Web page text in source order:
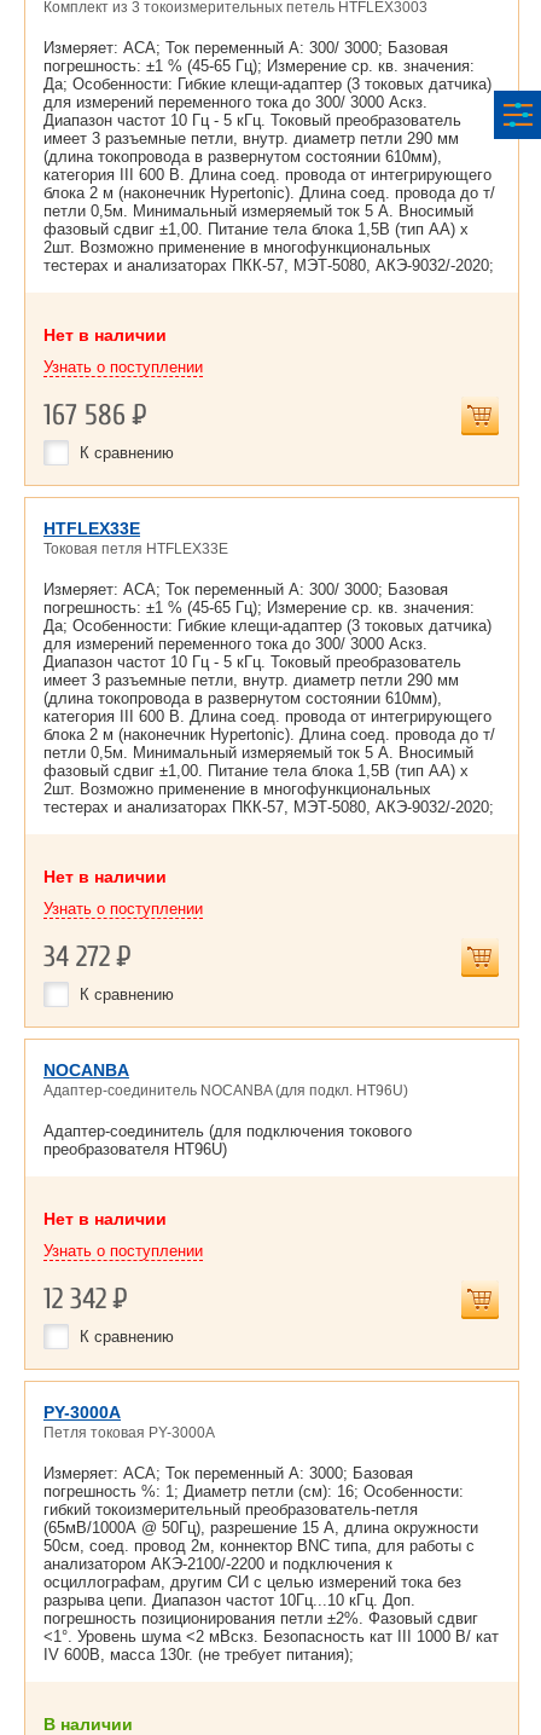
Комплект из 3 токоизмерительных петель HTFLEX3003
Измеряет: ACA; Ток переменный А: 300/ 3000; Базовая
погрешность: ±1 % (45-65 Гц); Измерение ср. кв. значения:
Да; Особенности: Гибкие клещи-адаптер (3 токовых датчика)
для измерений переменного тока до 300/ 3000 Aскз.
Диапазон частот 10 Гц - 5 кГц. Токовый преобразователь
имеет 3 разъемные петли, внутр. диаметр петли 290 мм
(длина токопровода в развернутом состоянии 610мм),
категория III 600 В. Длина соед. провода от интегрирующего
блока 2 м (наконечник Hypertonic). Длина соед. провода до т/
петли 0,5м. Минимальный измеряемый ток 5 А. Вносимый
фазовый сдвиг ±1,00. Питание тела блока 1,5В (тип АА) х
2шт. Возможно применение в многофункциональных
тестерах и анализаторах ПКК-57, МЭТ-5080, АКЭ-9032/-2020;
Нет в наличии
Узнать о поступлении
167 586Р
К сравнению
HTFLEX33E
Токовая петля HTFLEX33E
Измеряет: ACA; Ток переменный А: 300/ 3000; Базовая
погрешность: ±1 % (45-65 Гц); Измерение ср. кв. значения:
Да; Особенности: Гибкие клещи-адаптер (3 токовых датчика)
для измерений переменного тока до 300/ 3000 Aскз.
Диапазон частот 10 Гц - 5 кГц. Токовый преобразователь
имеет 3 разъемные петли, внутр. диаметр петли 290 мм
(длина токопровода в развернутом состоянии 610мм),
категория III 600 В. Длина соед. провода от интегрирующего
блока 2 м (наконечник Hypertonic). Длина соед. провода до т/
петли 0,5м. Минимальный измеряемый ток 5 А. Вносимый
фазовый сдвиг ±1,00. Питание тела блока 1,5В (тип АА) х
2шт. Возможно применение в многофункциональных
тестерах и анализаторах ПКК-57, МЭТ-5080, АКЭ-9032/-2020;
Нет в наличии
Узнать о поступлении
34 272Р
К сравнению
NOCANBA
Адаптер-соединитель NOCANBA (для подкл. HT96U)
Адаптер-соединитель (для подключения токового
преобразователя HT96U)
Нет в наличии
Узнать о поступлении
12 342Р
К сравнению
PY-3000A
Петля токовая PY-3000A
Измеряет: ACA; Ток переменный А: 3000; Базовая
погрешность %: 1; Диаметр петли (см): 16; Особенности:
гибкий токоизмерительный преобразователь-петля
(65мВ/1000А @ 50Гц), разрешение 15 А, длина окружности
50см, соед. провод 2м, коннектор BNC типа, для работы с
анализатором АКЭ-2100/-2200 и подключения к
осциллографам, другим СИ с целью измерений тока без
разрыва цепи. Диапазон частот 10Гц...10 кГц. Доп.
погрешность позиционирования петли ±2%. Фазовый сдвиг
<1°. Уровень шума <2 мВскз. Безопасность кат III 1000 В/ кат
IV 600В, масса 130г. (не требует питания);
В наличии